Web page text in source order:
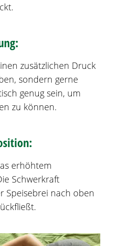
zusätzlichen Druck
sondern gerne
genug sein, um
zu können.
erhöhtem
Schwerkraft
Speisebrei nach oben